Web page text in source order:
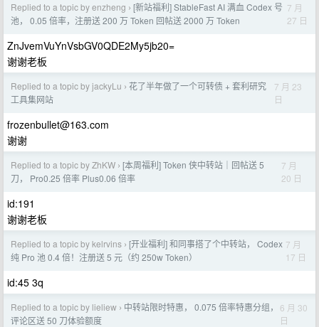
Replied to a topic by enzheng › [新站福利] StableFast AI 满血 Codex 号
池， 0.05 倍率，注册送 200 万 Token 回帖送 2000 万 Token
7 月
27 日
ZnJvemVuYnVsbGV0QDE2My5jb20=
谢谢老板
Replied to a topic by jackyLu › 花了半年做了一个可转债 + 套利研究
工具集网站
7 月 23
日
frozenbullet@163.com
谢谢
Replied to a topic by ZhKW › [本周福利] Token 侠中转站｜回帖送 5
刀， Pro0.25 倍率 Plus0.06 倍率
7 月
20 日
id:191
谢谢老板
Replied to a topic by kelrvins › [开业福利] 和同事搭了个中转站， Codex
纯 Pro 池 0.4 倍！注册送 5 元（约 250w Token）
7 月
17 日
id:45 3q
Replied to a topic by lieliew › 中转站限时特惠， 0.075 倍率特惠分组，
评论区送 50 刀体验额度
6 月 30
日